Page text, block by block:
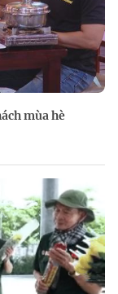
mùa hè